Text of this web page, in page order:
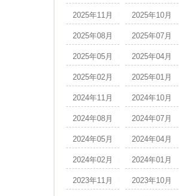
2025年11月 2025年10月
2025年08月 2025年07月
2025年05月 2025年04月
2025年02月 2025年01月
2024年11月 2024年10月
2024年08月 2024年07月
2024年05月 2024年04月
2024年02月 2024年01月
2023年11月 2023年10月